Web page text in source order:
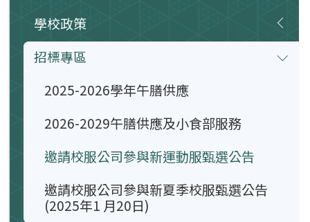
學校政策
招標專區
2025-2026學年午膳供應
2026-2029午膳供應及小食部服務
邀請校服公司參與新運動服甄選公告
邀請校服公司參與新夏季校服甄選公告
(2025年1 月20日)